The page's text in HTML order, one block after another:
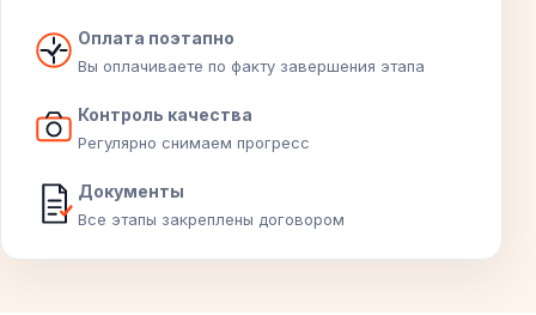
Оплата поэтапно
Вы оплачиваете по факту завершения этапа
Контроль качества
Регулярно снимаем прогресс
Документы
Все этапы закреплены договором